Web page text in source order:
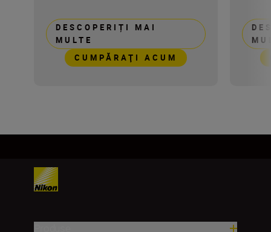
DESCOPERIȚI MAI
MULTE
CUMPĂRAŢI ACUM